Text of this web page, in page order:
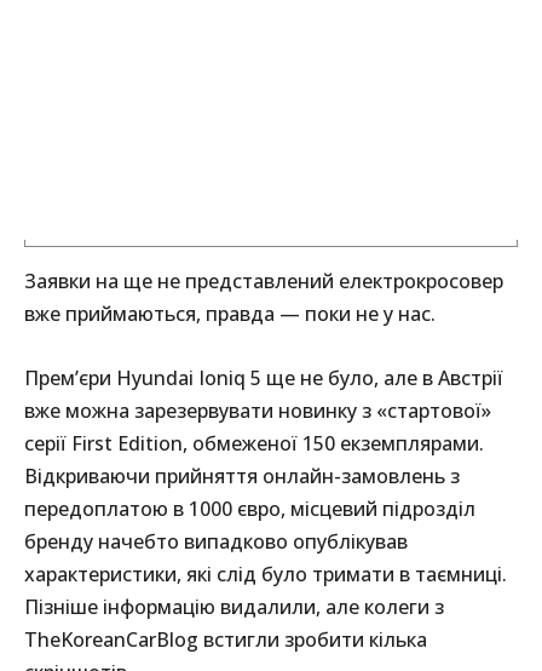
Заявки на ще не представлений електрокросовер
вже приймаються, правда — поки не у нас.
Прем’єри Hyundai Ioniq 5 ще не було, але в Австрії
вже можна зарезервувати новинку з «стартової»
серії First Edition, обмеженої 150 екземплярами.
Відкриваючи прийняття онлайн-замовлень з
передоплатою в 1000 євро, місцевий підрозділ
бренду начебто випадково опублікував
характеристики, які слід було тримати в таємниці.
Пізніше інформацію видалили, але колеги з
TheKoreanCarBlog встигли зробити кілька